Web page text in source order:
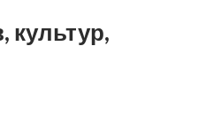
культур,